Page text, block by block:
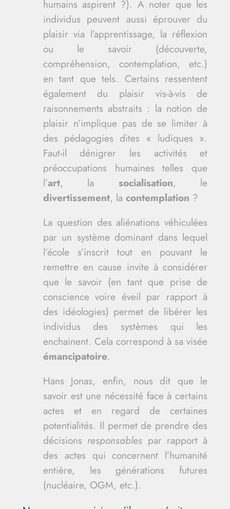
humains aspirent ?). A noter que les
individus peuvent aussi éprouver du
plaisir via l’apprentissage, la réflexion
ou le savoir (découverte,
compréhension, contemplation, etc.)
en tant que tels. Certains ressentent
également du plaisir vis-à-vis de
raisonnements abstraits : la notion de
plaisir n’implique pas de se limiter à
des pédagogies dites « ludiques ».
Faut-il dénigrer les activités et
préoccupations humaines telles que
l’art, la socialisation, le
divertissement, la contemplation ?
La question des aliénations véhiculées
par un système dominant dans lequel
l’école s’inscrit tout en pouvant le
remettre en cause invite à considérer
que le savoir (en tant que prise de
conscience voire éveil par rapport à
des idéologies) permet de libérer les
individus des systèmes qui les
enchainent. Cela correspond à sa visée
émancipatoire.
Hans Jonas, enfin, nous dit que le
savoir est une nécessité face à certains
actes et en regard de certaines
potentialités. Il permet de prendre des
décisions responsables par rapport à
des actes qui concernent l’humanité
entière, les générations futures
(nucléaire, OGM, etc.).